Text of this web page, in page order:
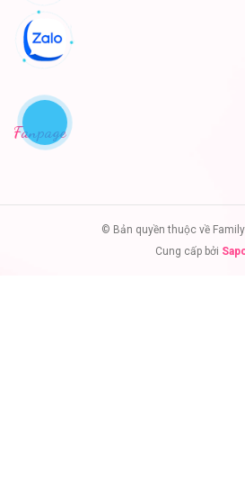
Fanpage
© Bản quyền thuộc về
Cung cấp bởi